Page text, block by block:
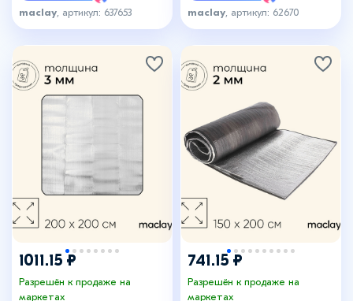
maclay , артикул: 637653 maclay , артикул: 62670
1011.15 ₽
Разрешён к продаже на
маркетах
741.15 ₽
Разрешён к продаже на
маркетах